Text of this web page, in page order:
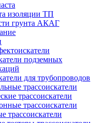
изоляции ТП
грунта АКАГ
подземных
для трубопроводов
трассоискатели
трассоискатели
трассоискатели
трассоискатели